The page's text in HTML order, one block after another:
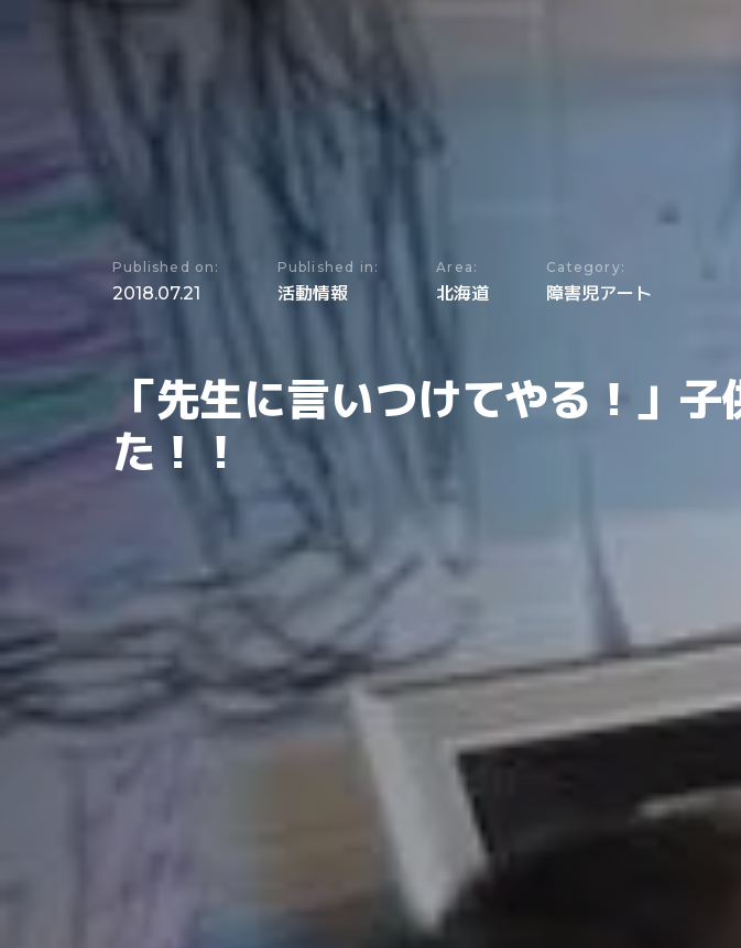
Published on:
2018.07.21
Published in:
活動情報
Area:
北海道
Category:
障害児アート
「先生に言いつけてやる！」
た！！